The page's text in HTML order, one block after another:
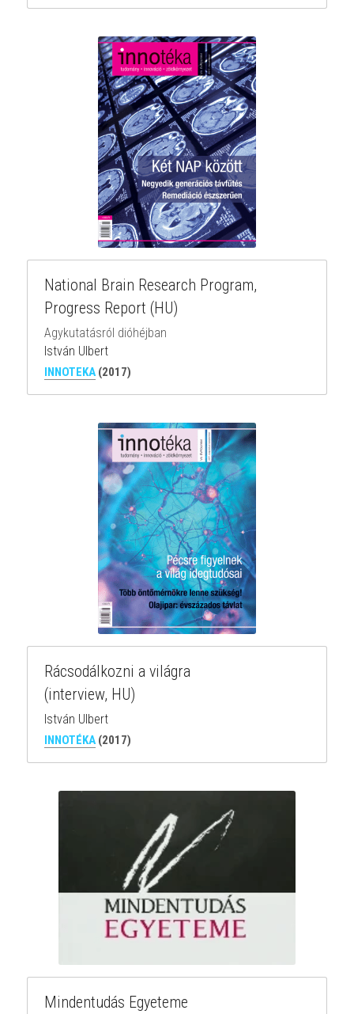
National Brain Research Program,
Progress Report (HU)
Agykutatásról dióhéjban
István Ulbert
INNOTEKA (2017)
Rácsodálkozni a világra
(interview, HU)
István Ulbert
INNOTÉKA (2017)
Mindentudás Egyeteme